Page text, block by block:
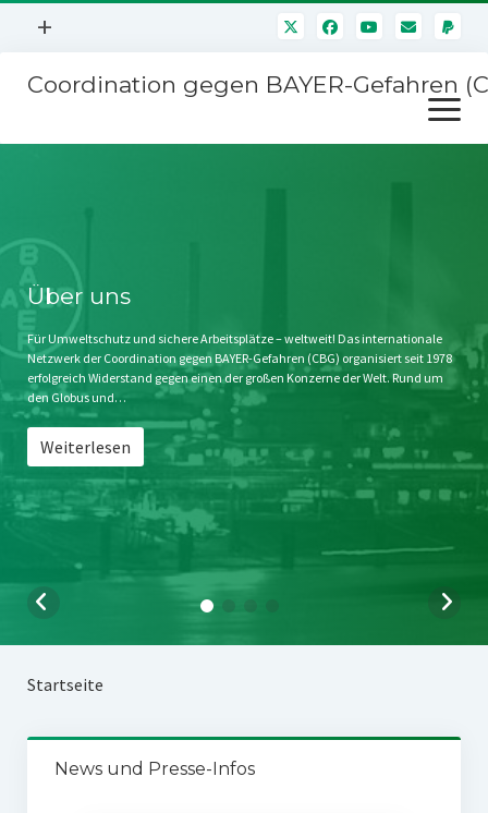
Menü
+
Mitmachen
Kontakt
Impressum
Störfälle
Coordination gegen BAYER-Gefahren
Menü
öffnen
Stichwort BAYER
Jahrestagung
SPENDEN
Über uns
Für Umweltschutz und sichere Arbeitsplätze – weltweit! Das internationale
Netzwerk der Coordination gegen BAYER-Gefahren (CBG) organisiert seit 1978
erfolgreich Widerstand gegen einen der großen Konzerne der Welt. Rund um
den Globus und…
Weiterlesen
Startseite
News und Presse-Infos